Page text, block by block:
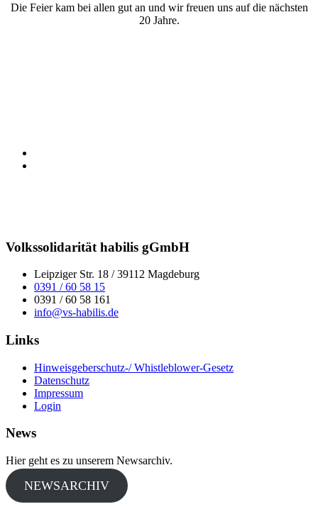
Die Feier kam bei allen gut an und wir freuen uns auf die nächsten
20 Jahre.
Volkssolidarität habilis gGmbH
Leipziger Str. 18 / 39112 Magdeburg
0391 / 60 58 15
0391 / 60 58 161
info@vs-habilis.de
Links
Hinweisgeberschutz-/ Whistleblower-Gesetz
Datenschutz
Impressum
Login
News
Hier geht es zu unserem Newsarchiv.
NEWSARCHIV